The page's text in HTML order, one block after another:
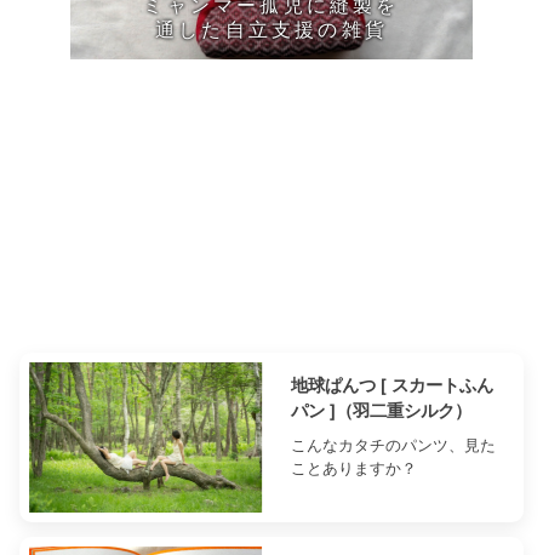
通した自立支援の雑貨
体のお手入れの本
地球ぱんつ [ スカートふん
パン ]（羽二重シルク）
こんなカタチのパンツ、見た
ことありますか？